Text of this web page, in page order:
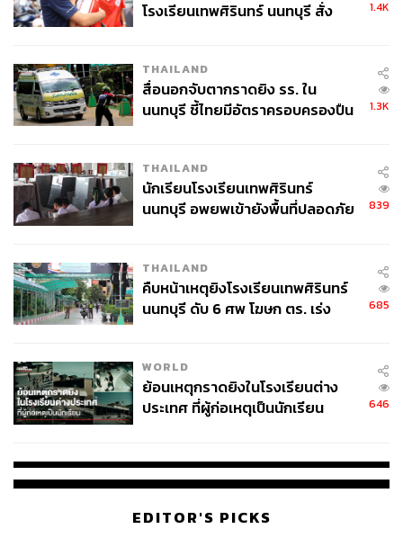
เมื่อถามว่า อนาคตประเมินไทยจะได้รับผลกระทบอย่างไร
อรรถพล กล่าวว่า “มีผลทั้งทางบวกและทางลบ ต้องติดตาม
เวเนซุเอลาได้ดี ก็จะสามารถผลิตน้ํามันสํารองมายังตลาด
โลกได้”
อย่างไรก็ตาม ท้ายที่สุดต้องติดตามประเด็นความขัดแย้งของ
ภาพ:Tomas Ragina, Joe Raedle /Getty image
https://www.bloomberg.com/news/articles/2026-01-0
5/trump-s-venezuela-oil-revival-plan-is-a-100-billion-
gamble?embedded-checkout=true
https://asia.nikkei.com/business/energy/venezuelan-
sia_daily_free&utm_medium=email&utm_source=N
A_newsletter&utm_content=article_link&del_type=1
&pub_date=202601061900000900&seq_num=5&si
โรงเรียนเทพศิรินทร์ นนทบุรี สั่ง
1.4K
THAILAND
สื่อนอกจับตากราดยิง รร. ใน
นนทบุรี ชี้ไทยมีอัตราครอบครองปืน
1.3K
THAILAND
นักเรียนโรงเรียนเทพศิรินทร์
นนทบุรี อพยพเข้ายังพื้นที่ปลอดภัย
839
THAILAND
คืบหน้าเหตุยิงโรงเรียนเทพศิรินทร์
นนทบุรี ดับ 6 ศพ โฆษก ตร. เร่ง
685
WORLD
ย้อนเหตุกราดยิงในโรงเรียนต่าง
ประเทศ ที่ผู้ก่อเหตุเป็นนักเรียน
646
EDITOR'S PICKS